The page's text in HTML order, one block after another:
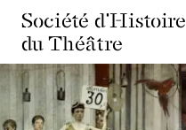
Société d'Histoire
du Théâtre